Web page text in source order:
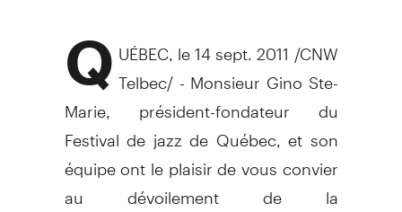
Q UÉBEC, le 14 sept. 2011 /CNW
Telbec/ - Monsieur Gino Ste-
Marie, président-fondateur du
Festival de jazz de Québec, et son
équipe ont le plaisir de vous convier
au dévoilement de la